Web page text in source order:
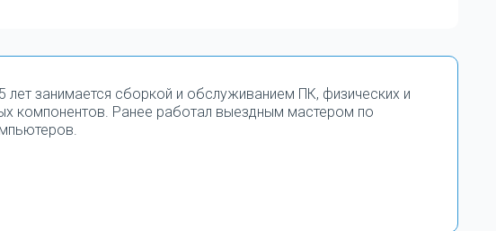
лет занимается сборкой и обслуживанием ПК, физических и
компонентов. Ранее работал выездным мастером по